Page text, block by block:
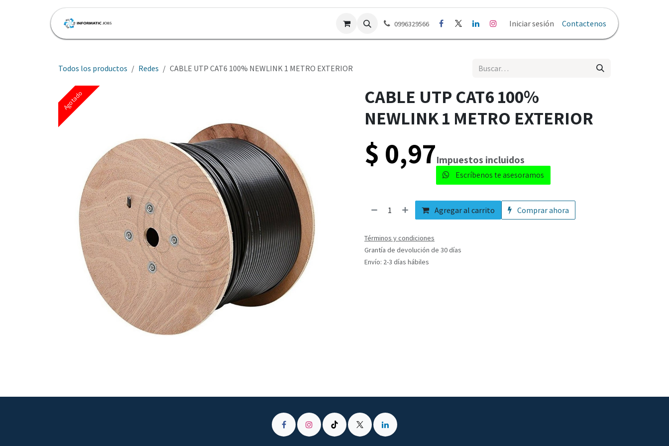
Preguntas Frecuentes Politicas y Privacidad
0996329566 Iniciar sesión Contactenos
Todos los productos Redes CABLE UTP CAT6 100% NEWLINK 1 METRO EXTERIOR
Agotado
CABLE UTP CAT6 100%
NEWLINK 1 METRO EXTERIOR
$ 0,97​​Impuestos incluidos
Escríbenos te asesoramos​
Agregar al carrito Comprar ahora
Términos y condiciones
Grantía de devolución de 30 días
Envío: 2-3 días hábiles